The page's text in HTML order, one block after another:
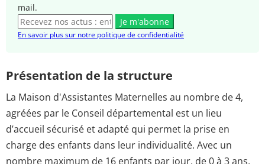
mail.
Je m'abonne
En savoir plus sur notre politique de confidentialité
Présentation de la structure
La Maison d'Assistantes Maternelles au nombre de 4,
agréées par le Conseil départemental est un lieu
d’accueil sécurisé et adapté qui permet la prise en
charge des enfants dans leur individualité. Avec un
nombre maximum de 16 enfants par jour, de 0 à 3 ans,